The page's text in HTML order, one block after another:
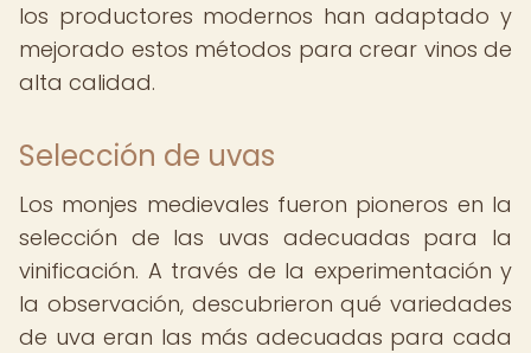
los productores modernos han adaptado y
mejorado estos métodos para crear vinos de
alta calidad.
Selección de uvas
Los monjes medievales fueron pioneros en la
selección de las uvas adecuadas para la
vinificación. A través de la experimentación y
la observación, descubrieron qué variedades
de uva eran las más adecuadas para cada